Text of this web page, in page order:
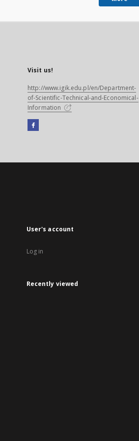
Visit us!
http://www.igik.edu.pl/en/Department-
of-Scientific-Technical-and-Economical-
Information
Facebook
open
User's account
Log in
Recently viewed